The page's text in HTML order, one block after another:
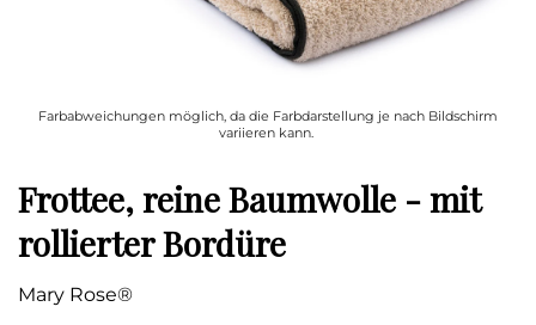
Farbabweichungen möglich, da die Farbdarstellung je nach Bildschirm
variieren kann.
Frottee, reine Baumwolle - mit
rollierter Bordüre
Mary Rose®